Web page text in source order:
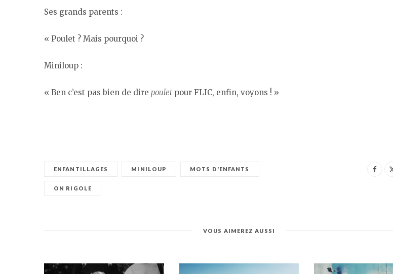
Ses grands parents :
« Poulet ? Mais pourquoi ?
Miniloup :
« Ben c’est pas bien de dire poulet pour FLIC, enfin, voyons ! »
ENFANTILLAGES MINILOUP MOTS D'ENFANTS
ON RIGOLE
VOUS AIMEREZ AUSSI